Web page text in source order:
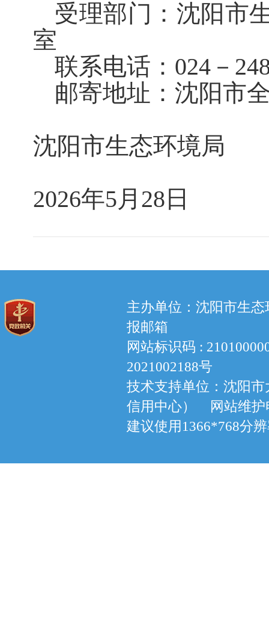
受理部门：沈阳市
室
联系电话：024－
邮寄地址：
沈阳市生态
2026年5月28日
主办单位：沈阳市生
报邮箱
网站标识码 :
2021002188号
技术支持单位：沈阳
信用中心） 网站维护
建议使用1366*768分